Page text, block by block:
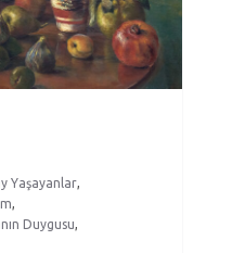
Yaşayanlar,
,
Duygusu,